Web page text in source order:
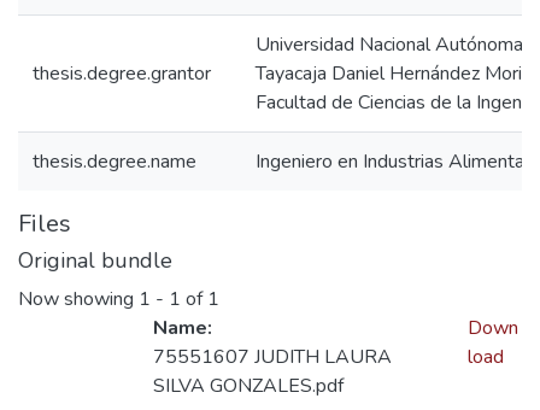
thesis.degree.grantor
Universidad Nacional Autónoma
Tayacaja Daniel Hernández
Facultad de Ciencias de la
thesis.degree.name Ingeniero en Industrias
Files
Original bundle
Now showing 1 - 1 of 1
Name:
75551607 JUDITH LAURA
SILVA GONZALES.pdf
Down
load